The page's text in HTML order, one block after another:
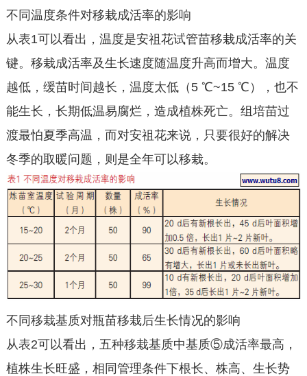
不同温度条件对移栽成活率的影响
从表1可以看出，温度是安祖花试管苗移栽成活率的关
键。移栽成活率及生长速度随温度升高而增大。温度
越低，缓苗时间越长，温度太低（5 ℃~15 ℃），也不
能生长，长期低温易腐烂，造成植株死亡。组培苗过
渡最怕夏季高温，而对安祖花来说，只要很好的解决
冬季的取暖问题，则是全年可以移栽。
不同移栽基质对瓶苗移栽后生长情况的影响
从表2可以看出，五种移栽基质中基质⑤成活率最高，
植株生长旺盛，相同管理条件下根长、株高、生长势